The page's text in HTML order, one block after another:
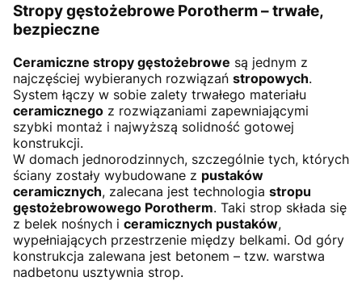
Stropy gęstożebrowe Porotherm – trwałe,
bezpieczne
Ceramiczne stropy gęstożebrowe są jednym z
najczęściej wybieranych rozwiązań stropowych.
System łączy w sobie zalety trwałego materiału
ceramicznego z rozwiązaniami zapewniającymi
szybki montaż i najwyższą solidność gotowej
konstrukcji.
W domach jednorodzinnych, szczególnie tych, których
ściany zostały wybudowane z pustaków
ceramicznych, zalecana jest technologia stropu
gęstożebrowowego Porotherm. Taki strop składa się
z belek nośnych i ceramicznych pustaków,
wypełniających przestrzenie między belkami. Od góry
konstrukcja zalewana jest betonem – tzw. warstwa
nadbetonu usztywnia strop.